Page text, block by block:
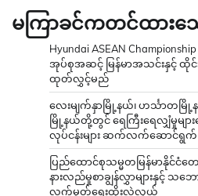
မကြာခင်ကတင်ထားသ
Hyundai ASEAN
အုပ်စုအဆင့် မြန်မာအသင်းနှင့်
ထုတ်လွှင့်မည်
လေးမျက်နှာမြို့နယ်၊ ဟင်္သာတမြို့
မြို့နယ်တို့တွင် ရေကြီးရေလျှံမှုမ
လုပ်ငန်းများ ဆက်လက်ဆောင်ရွက်
ပြည်ထောင်စုသမ္မတမြန်မာနိုင်ငံတ
နားလည်မှုစာချွန်လွှာများနှင့် သဘ
လက်မှတ်ရေးထိုးလဲလှယ်